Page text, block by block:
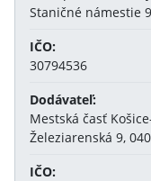
Staničné námestie
IČO:
30794536
Dodávateľ:
Mestská časť
Železiarenská 9,
IČO: